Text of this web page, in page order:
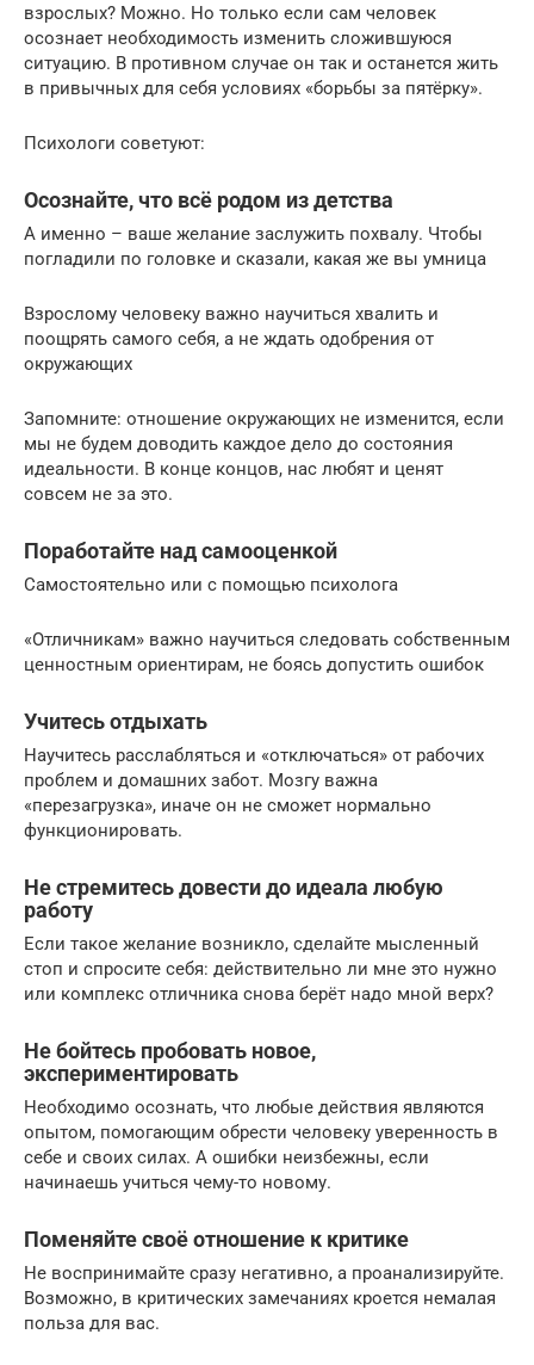
взрослых? Можно. Но только если сам человек
осознает необходимость изменить сложившуюся
ситуацию. В противном случае он так и останется жить
в привычных для себя условиях «борьбы за пятёрку».
Психологи советуют:
Осознайте, что всё родом из детства
А именно – ваше желание заслужить похвалу. Чтобы
погладили по головке и сказали, какая же вы умница
Взрослому человеку важно научиться хвалить и
поощрять самого себя, а не ждать одобрения от
окружающих
Запомните: отношение окружающих не изменится, если
мы не будем доводить каждое дело до состояния
идеальности. В конце концов, нас любят и ценят
совсем не за это.
Поработайте над самооценкой
Самостоятельно или с помощью психолога
«Отличникам» важно научиться следовать собственным
ценностным ориентирам, не боясь допустить ошибок
Учитесь отдыхать
Научитесь расслабляться и «отключаться» от рабочих
проблем и домашних забот. Мозгу важна
«перезагрузка», иначе он не сможет нормально
функционировать.
Не стремитесь довести до идеала любую
работу
Если такое желание возникло, сделайте мысленный
стоп и спросите себя: действительно ли мне это нужно
или комплекс отличника снова берёт надо мной верх?
Не бойтесь пробовать новое,
экспериментировать
Необходимо осознать, что любые действия являются
опытом, помогающим обрести человеку уверенность в
себе и своих силах. А ошибки неизбежны, если
начинаешь учиться чему-то новому.
Поменяйте своё отношение к критике
Не воспринимайте сразу негативно, а проанализируйте.
Возможно, в критических замечаниях кроется немалая
польза для вас.